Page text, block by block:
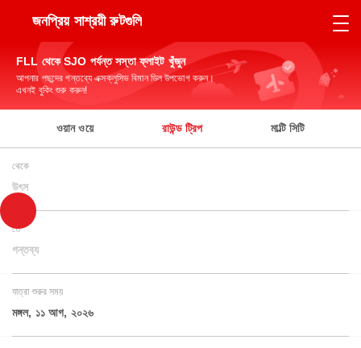
জনপ্রিয় সাশ্রয়ী রুটগুলি
FLL থেকে SJO পর্যন্ত সস্তা ফ্লাইট খুঁজুন
আপনার পছন্দের গন্তব্যে এক্সক্লুসিভ বিমান ডিল উপভোগ করুন।
এখনই বুকিং শুরু করুন!
ওয়ান ওয়ে রাউন্ড ট্রিপ মাল্টি সিটি
থেকে
উৎস
তে
গন্তব্য
যাত্রা শুরুর সময়
মঙ্গল, ১১ আগ, ২০২৬